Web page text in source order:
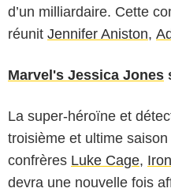
d’un milliardaire. Cette
réunit Jennifer Aniston,
Marvel's Jessica Jones
La super-héroïne et
troisième et ultime
confrères Luke Cage,
devra une nouvelle fois